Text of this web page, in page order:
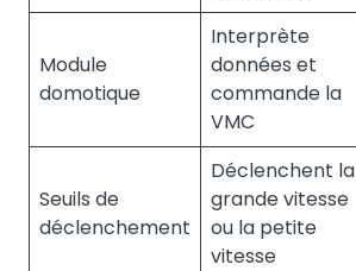
Module
domotique
Interprète
données et
commande la
VMC
Seuils de
déclenchement
Déclenchent la
grande vitesse
ou la petite
vitesse